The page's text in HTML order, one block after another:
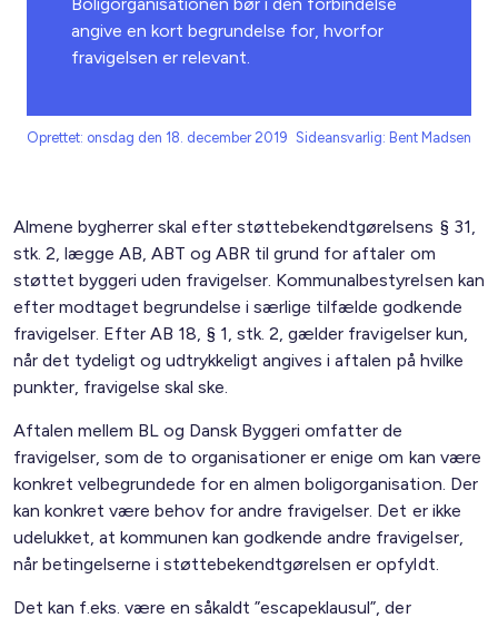
angive en kort begrundelse for, hvorfor
fravigelsen er relevant.
Oprettet: onsdag den 18. december 2019 Sideansvarlig: Bent Madsen
Almene bygherrer skal efter støttebekendtgørelsens § 31,
stk. 2, lægge AB, ABT og ABR til grund for aftaler om
støttet byggeri uden fravigelser. Kommunalbestyrelsen kan
efter modtaget begrundelse i særlige tilfælde godkende
fravigelser. Efter AB 18, § 1, stk. 2, gælder fravigelser kun,
når det tydeligt og udtrykkeligt angives i aftalen på hvilke
punkter, fravigelse skal ske.
Aftalen mellem BL og Dansk Byggeri omfatter de
fravigelser, som de to organisationer er enige om kan være
konkret velbegrundede for en almen boligorganisation. Der
kan konkret være behov for andre fravigelser. Det er ikke
udelukket, at kommunen kan godkende andre fravigelser,
når betingelserne i støttebekendtgørelsen er opfyldt.
Det kan f.eks. være en såkaldt ”escapeklausul”, der